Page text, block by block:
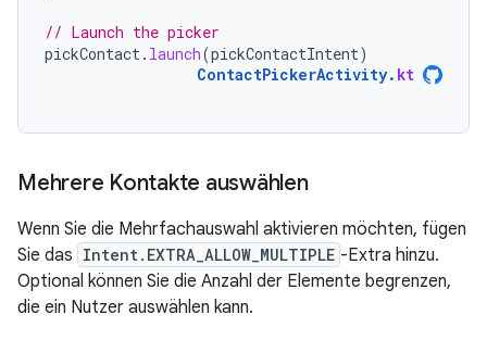
// Launch the picker
pickContact. launch(pickContactIntent)
ContactPickerActivity. kt
Mehrere Kontakte auswählen
Wenn Sie die Mehrfachauswahl aktivieren möchten, fügen
Sie das Intent.EXTRA_ALLOW_MULTIPLE -Extra hinzu.
Optional können Sie die Anzahl der Elemente begrenzen,
die ein Nutzer auswählen kann.